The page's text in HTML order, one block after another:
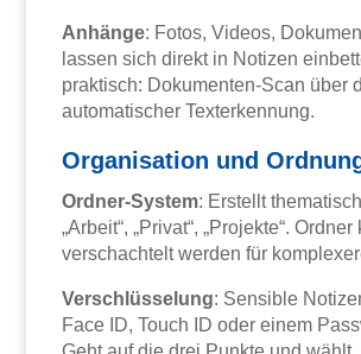
Anhänge: Fotos, Videos,
lassen sich direkt in Notizen
praktisch: Dokumenten-Scan über
automatischer Texterkennung.
Organisation und
Ordner-System: Erstellt
„Arbeit“, „Privat“, „Projekte“.
verschachtelt werden für
Verschlüsselung: Sensible
Face ID, Touch ID oder einem